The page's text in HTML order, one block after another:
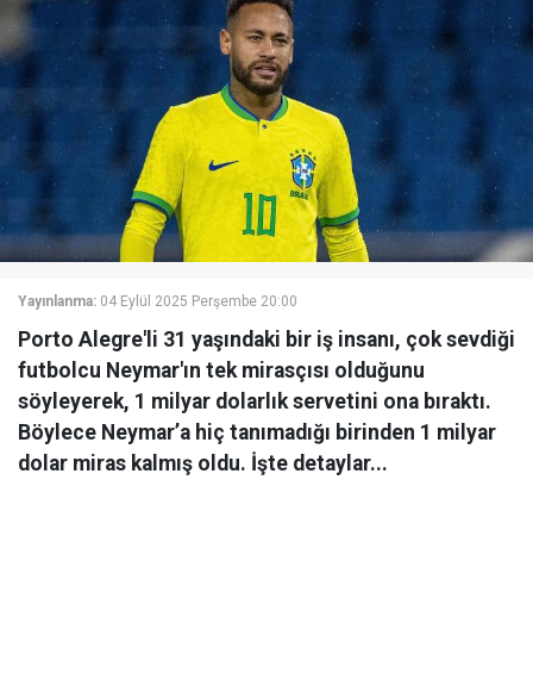
Yayınlanma: 04 Eylül 2025 Perşembe 20:00
Porto Alegre'li 31 yaşındaki bir iş insanı, çok sevdiği
futbolcu Neymar'ın tek mirasçısı olduğunu
söyleyerek, 1 milyar dolarlık servetini ona bıraktı.
Böylece Neymar’a hiç tanımadığı birinden 1 milyar
dolar miras kalmış oldu. İşte detaylar...